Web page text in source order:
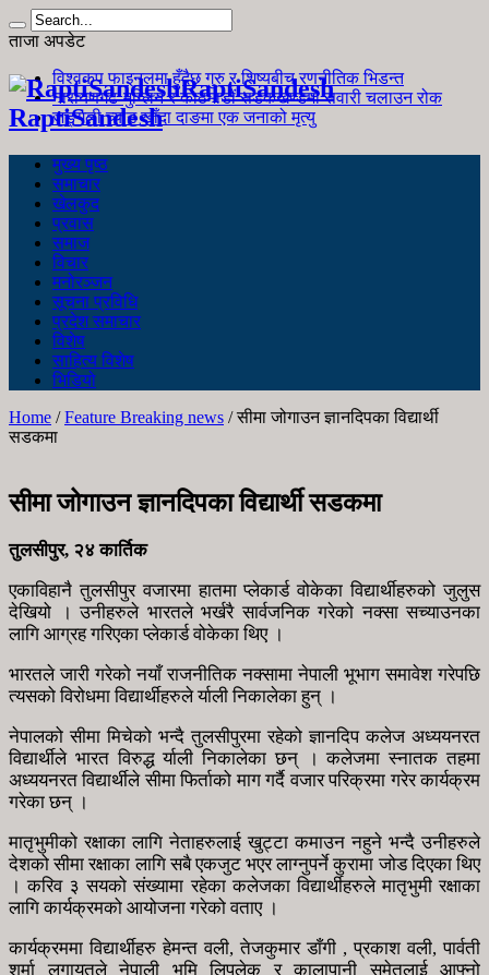
ताजा अपडेट
विश्वकप फाइनलमा हुँदैछ गुरु र शिष्यबीच रणनीतिक भिडन्त
नारायणगढ-मुग्लिन र काठमाडौं सडकखण्डमा सवारी चलाउन रोक
जङ्गली च्याउ खाँदा दाङमा एक जनाको मृत्यु
RaptiSandesh
RaptiSandesh
मुख्य पृष्ठ
समाचार
खेलकुद
प्रवास
समाज
विचार
मनोरञ्जन
सूचना प्रविधि
प्रदेश समाचार
विशेष
साहित्य विशेष
भिडियो
Home /Feature Breaking news /सीमा जोगाउन ज्ञानदिपका विद्यार्थी
सडकमा
सीमा जोगाउन ज्ञानदिपका विद्यार्थी सडकमा
तुलसीपुर, २४ कार्तिक
एकाविहानै तुलसीपुर वजारमा हातमा प्लेकार्ड वोकेका विद्यार्थीहरुको जुलुस
देखियो । उनीहरुले भारतले भर्खरै सार्वजनिक गरेको नक्सा सच्याउनका
लागि आग्रह गरिएका प्लेकार्ड वोकेका थिए ।
भारतले जारी गरेको नयाँ राजनीतिक नक्सामा नेपाली भूभाग समावेश गरेपछि
त्यसको विरोधमा विद्यार्थीहरुले र्याली निकालेका हुन् ।
नेपालको सीमा मिचेको भन्दै तुलसीपुरमा रहेको ज्ञानदिप कलेज अध्ययनरत
विद्यार्थीले भारत विरुद्ध र्याली निकालेका छन् । कलेजमा स्नातक तहमा
अध्ययनरत विद्यार्थीले सीमा फिर्ताको माग गर्दै वजार परिक्रमा गरेर कार्यक्रम
गरेका छन् ।
मातृभुमीको रक्षाका लागि नेताहरुलाई खुट्टा कमाउन नहुने भन्दै उनीहरुले
देशको सीमा रक्षाका लागि सबै एकजुट भएर लाग्नुपर्ने कुरामा जोड दिएका थिए
। करिव ३ सयको संख्यामा रहेका कलेजका विद्यार्थीहरुले मातृभुमी रक्षाका
लागि कार्यक्रमको आयोजना गरेको वताए ।
कार्यक्रममा विद्यार्थीहरु हेमन्त वली, तेजकुमार डाँगी , प्रकाश वली, पार्वती
शर्मा लगायतले नेपाली भूमि लिपुलेक र कालापानी समेतलाई आफ्नो